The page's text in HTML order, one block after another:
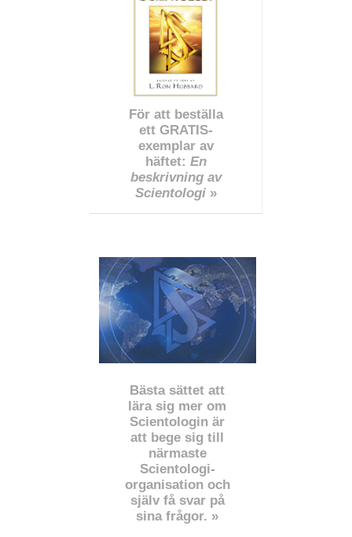
För att beställa
ett GRATIS-
exemplar av
häftet: En
beskrivning av
Scientologi»
Bästa sättet att
lära sig mer om
Scientologin är
att bege sig till
närmaste
Scientologi-
organisation och
själv få svar på
sina frågor. »